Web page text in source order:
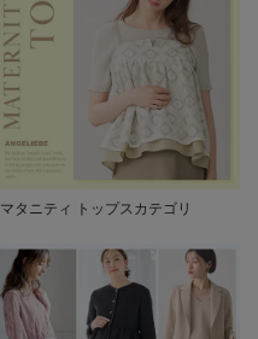
マタニティ トップスカテゴリ